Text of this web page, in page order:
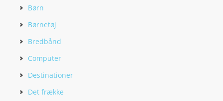
Børn
Børnetøj
Bredbånd
Computer
Destinationer
Det frække